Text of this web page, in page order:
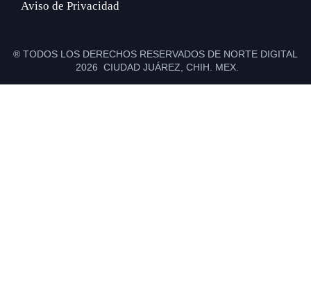
Aviso de Privacidad
® TODOS LOS DERECHOS RESERVADOS DE NORTE DIGITAL
2026 CIUDAD JUÁREZ, CHIH. MEX.